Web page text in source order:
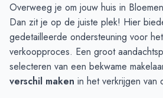
September
17
28
Oktober
18
33
November
20
31
December
25
Januari
16
18
Overweeg je om jouw huis in
Dan zit je op de juiste plek! Hier
gedetailleerde ondersteuning voor
verkoopproces. Een groot
selecteren van een bekwame
verschil maken in het verkrijgen van